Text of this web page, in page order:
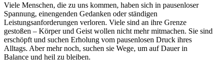
Viele Menschen, die zu uns kommen, haben sich in pausenloser
Spannung, einengenden Gedanken oder ständigen
Leistungsanforderungen verloren. Viele sind an ihre Grenze
gestoßen – Körper und Geist wollen nicht mehr mitmachen. Sie sind
erschöpft und suchen Erholung vom pausenlosen Druck ihres
Alltags. Aber mehr noch, suchen sie Wege, um auf Dauer in
Balance und heil zu bleiben.